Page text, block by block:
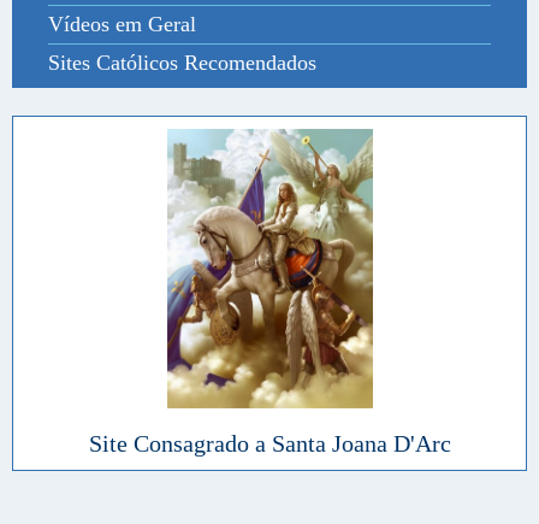
Vídeos em Geral
Sites Católicos Recomendados
Site Consagrado a Santa Joana D'Arc